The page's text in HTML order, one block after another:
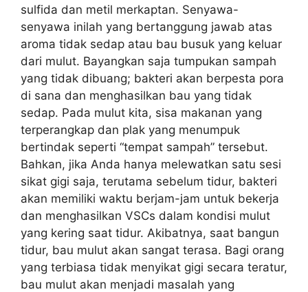
sulfida dan metil merkaptan. Senyawa-
senyawa inilah yang bertanggung jawab atas
aroma tidak sedap atau bau busuk yang keluar
dari mulut. Bayangkan saja tumpukan sampah
yang tidak dibuang; bakteri akan berpesta pora
di sana dan menghasilkan bau yang tidak
sedap. Pada mulut kita, sisa makanan yang
terperangkap dan plak yang menumpuk
bertindak seperti “tempat sampah” tersebut.
Bahkan, jika Anda hanya melewatkan satu sesi
sikat gigi saja, terutama sebelum tidur, bakteri
akan memiliki waktu berjam-jam untuk bekerja
dan menghasilkan VSCs dalam kondisi mulut
yang kering saat tidur. Akibatnya, saat bangun
tidur, bau mulut akan sangat terasa. Bagi orang
yang terbiasa tidak menyikat gigi secara teratur,
bau mulut akan menjadi masalah yang